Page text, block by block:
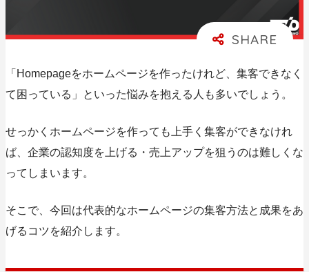
「Homepageをホームページを作ったけれど、集客できなく
て困っている」といった悩みを抱える人も多いでしょう。
せっかくホームページを作っても上手く集客ができなけれ
ば、企業の認知度を上げる・売上アップを狙うのは難しくな
ってしまいます。
そこで、今回は代表的なホームページの集客方法と成果をあ
げるコツを紹介します。